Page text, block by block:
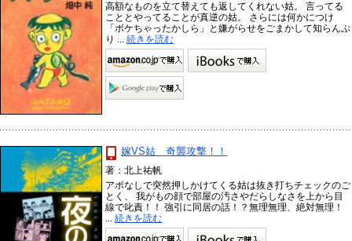
高額なものを立て替えても返してくれない姑。 言ってる
こととやってることが真逆の姑。 さらには何かにつけ
「ボケちゃったかしら」と嫌がらせをごまかして知らんぷ
り ...続きを読む
嫁VS姑 奇襲攻撃！！
著：北上祐帆
アポなしで突然押しかけてくる姑は抜き打ちチェックのご
とく、 我がもの顔で部屋の汚さやだらしなさを上から目
線で叱責！！ 強引に同居の話！？無理無理、絶対無理！
...続きを読む